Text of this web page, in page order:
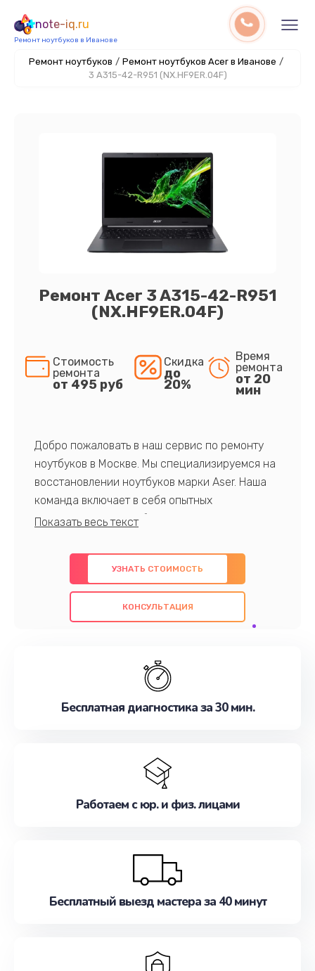
note-iq.ru
Ремонт ноутбуков в Иванове
Ремонт ноутбуков / Ремонт ноутбуков Acer в Иванове /
3 A315-42-R951 (NX.HF9ER.04F)
Ремонт Acer 3 A315-42-R951
(NX.HF9ER.04F)
Стоимость
ремонта
от 495 руб
Скидка
до
20%
Время
ремонта
от 20
мин
Добро пожаловать в наш сервис по ремонту
ноутбуков в Москве. Мы специализируемся на
восстановлении ноутбуков марки Aser. Наша
команда включает в себя опытных
профессионалов с обширными знаниями и
предлагаем быстрый и качественный ремонт с
использованием оригинальных компонентов, а
также гарантируем качество всех
проведенных работ. Наша цель - предоставить
наилучшим образом. Не медлите записаться на
УЗНАТЬ СТОИМОСТЬ
КОНСУЛЬТАЦИЯ
Бесплатная диагностика за 30 мин.
Работаем с юр. и физ. лицами
Бесплатный выезд мастера за 40 минут